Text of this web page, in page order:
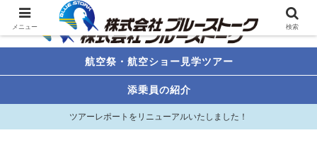
航空祭・航空ショー見学ツアー
添乗員の紹介
ツアーレポートをリニューアルいたしました！
メニュー 検索